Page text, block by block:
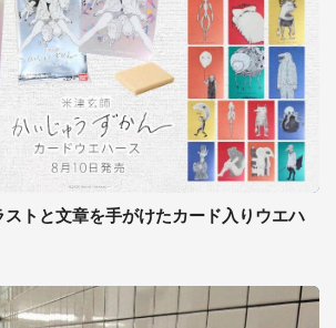
トと文章を手がけたカード入りウエハ